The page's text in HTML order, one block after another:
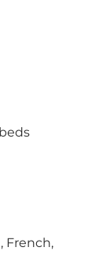
French,